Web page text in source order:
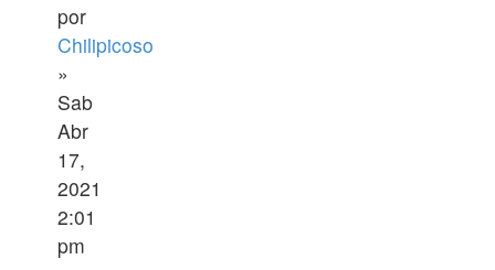
por
Chilipicoso
»
Sab
Abr
17,
2021
2:01
pm